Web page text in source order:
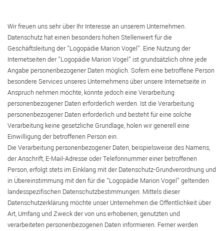
Wir freuen uns sehr über Ihr Interesse an unserem Unternehmen.
Datenschutz hat einen besonders hohen Stellenwert für die
Geschäftsleitung der "Logopädie Marion Vogel". Eine Nutzung der
Internetseiten der "Logopädie Marion Vogel" ist grundsätzlich ohne jede
Angabe personenbezogener Daten möglich. Sofern eine betroffene Person
besondere Services unseres Unternehmens über unsere Internetseite in
Anspruch nehmen möchte, könnte jedoch eine Verarbeitung
personenbezogener Daten erforderlich werden. Ist die Verarbeitung
personenbezogener Daten erforderlich und besteht für eine solche
Verarbeitung keine gesetzliche Grundlage, holen wir generell eine
Einwilligung der betroffenen Person ein.
Die Verarbeitung personenbezogener Daten, beispielsweise des Namens,
der Anschrift, E-Mail-Adresse oder Telefonnummer einer betroffenen
Person, erfolgt stets im Einklang mit der Datenschutz-Grundverordnung und
in Übereinstimmung mit den für die "Logopädie Marion Vogel" geltenden
landesspezifischen Datenschutzbestimmungen. Mittels dieser
Datenschutzerklärung möchte unser Unternehmen die Öffentlichkeit über
Art, Umfang und Zweck der von uns erhobenen, genutzten und
verarbeiteten personenbezogenen Daten informieren. Ferner werden